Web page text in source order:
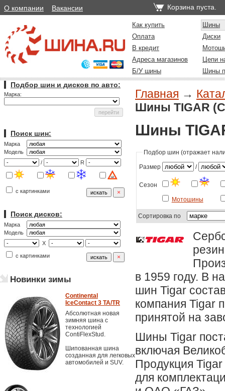
О компании Вакансии Корзина пуста.
Как купить
Шины
Оплата
Диски
В кредит
Адреса магазинов
Цепи
Б/У шины
Шины
Подбор шин и дисков по авто:
Марка:
Поиск шин:
Марка
Модель
/
R
с картинками
Поиск дисков:
Марка
Модель
X
с картинками
Новинки зимы
Continental
IceContact 3 TA/TR
Абсолютная новая
зимняя шина с
технологией
ContiFlexStud.
Шипованная шина
созданная для легковых
автомобилей и SUV.
Главная →
Шины TIGAR
Шины
Подбор шин (отражает
Размер /
Сезон
Мотошины
Сортировка по
в 1959 году. В
шин Tigar
компания Tigar
принятой на
Шины Tigar
включая
Продукция
для